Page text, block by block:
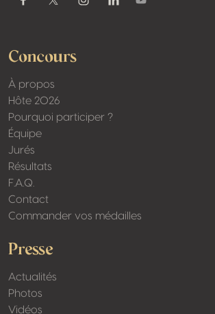
FacebookTwitter / XInstagramLinkedinYoutube
Concours
À propos
Hôte 2026
Pourquoi participer ?
Équipe
Jurés
Résultats
F.A.Q.
Contact
Commander vos médailles
Presse
Actualités
Photos
Vidéos